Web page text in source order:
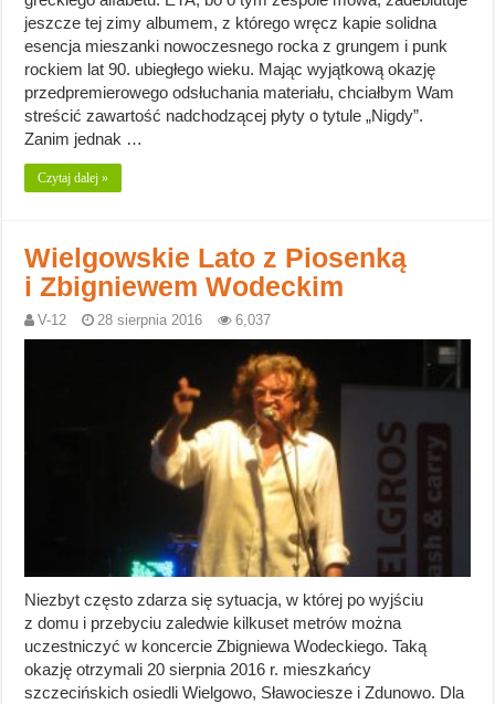
jeszcze tej zimy albumem, z którego wręcz kapie solidna
esencja mieszanki nowoczesnego rocka z grungem i punk
rockiem lat 90. ubiegłego wieku. Mając wyjątkową okazję
przedpremierowego odsłuchania materiału, chciałbym Wam
streścić zawartość nadchodzącej płyty o tytule „Nigdy”.
Zanim jednak …
Czytaj dalej »
Wielgowskie Lato z Piosenką
i Zbigniewem Wodeckim
V-12 28 sierpnia 2016 6,037
Niezbyt często zdarza się sytuacja, w której po wyjściu
z domu i przebyciu zaledwie kilkuset metrów można
uczestniczyć w koncercie Zbigniewa Wodeckiego. Taką
okazję otrzymali 20 sierpnia 2016 r. mieszkańcy
szczecińskich osiedli Wielgowo, Sławociesze i Zdunowo. Dla